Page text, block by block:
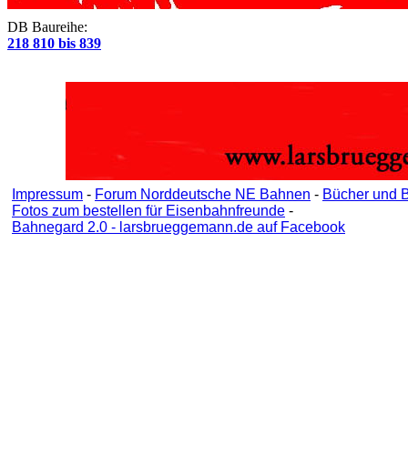
DB Baureihe:
218 810 bis 839
Impressum - Forum Norddeutsche NE Bahnen - Bücher und
Fotos zum bestellen für Eisenbahnfreunde -
Bahnegard 2.0 - larsbrueggemann.de auf Facebook